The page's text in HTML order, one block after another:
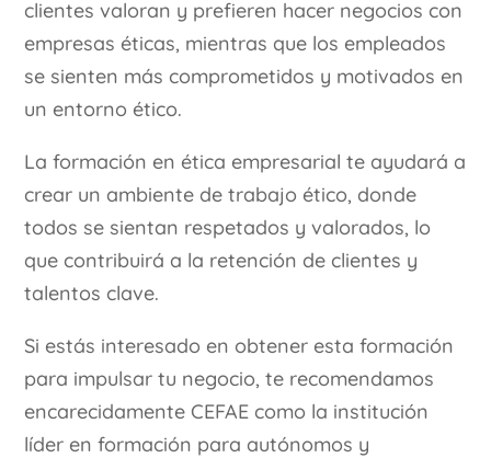
clientes valoran y prefieren hacer negocios con
empresas éticas, mientras que los empleados
se sienten más comprometidos y motivados en
un entorno ético.
La formación en ética empresarial te ayudará a
crear un ambiente de trabajo ético, donde
todos se sientan respetados y valorados, lo
que contribuirá a la retención de clientes y
talentos clave.
Si estás interesado en obtener esta formación
para impulsar tu negocio, te recomendamos
encarecidamente CEFAE como la institución
líder en formación para autónomos y